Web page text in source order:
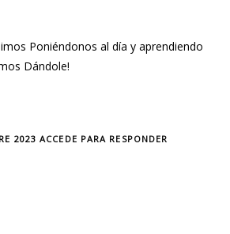
Poniéndonos al día y aprendiendo
Dándole!
2023 ACCEDE PARA RESPONDER